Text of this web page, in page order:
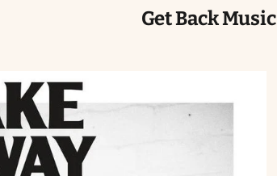
Get Back Music